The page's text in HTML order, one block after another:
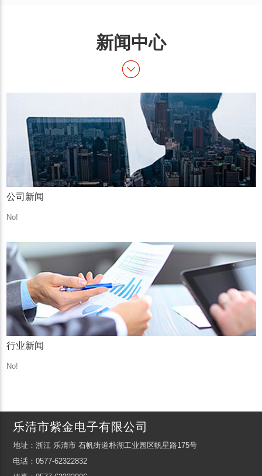
新闻中心
公司新闻
No!
行业新闻
No!
乐清市紫金电子有限公司
地址：浙江 乐清市 石帆街道朴湖工业园区帆星路175号
电话：0577-62322832